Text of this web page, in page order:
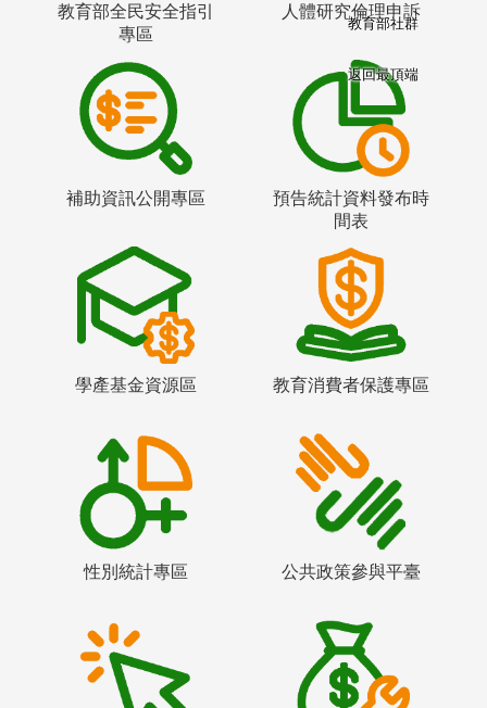
教育部全民安全指引
專區
人體研究倫理申訴
補助資訊公開專區
預告統計資料發布時
間表
學產基金資源區 教育消費者保護專區
性別統計專區 公共政策參與平臺
教育部社群
返回最頂端